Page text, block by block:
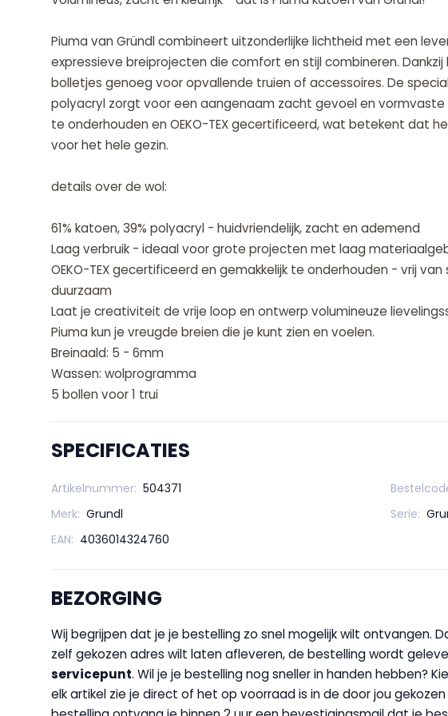
Piuma van Gründl combineert uitzonderlijke lichtheid met een
expressieve breiprojecten die comfort en stijl combineren.
bolletjes genoeg voor opvallende truien of accessoires. De
polyacryl zorgt voor een aangenaam zacht gevoel en vormvaste
te onderhouden en OEKO-TEX gecertificeerd, wat betekent dat
voor het hele gezin.
details over de wol:
61% katoen, 39% polyacryl - huidvriendelijk, zacht en ademend
Laag verbruik - ideaal voor grote projecten met laag
OEKO-TEX gecertificeerd en gemakkelijk te onderhouden - vrij
duurzaam
Laat je creativiteit de vrije loop en ontwerp volumineuze
Piuma kun je vreugde breien die je kunt zien en voelen.
Breinaald: 5 - 6mm
Wassen: wolprogramma
5 bollen voor 1 trui
SPECIFICATIES
Artikelnummer: 504371
Merk: Grundl Serie:
EAN: 4036014324760
BEZORGING
Wij begrijpen dat je je bestelling zo snel mogelijk wilt ontvangen.
zelf gekozen adres wilt laten afleveren, de bestelling wordt
servicepunt. Wil je je bestelling nog sneller in handen hebben?
elk artikel zie je direct of het op voorraad is in de door jou